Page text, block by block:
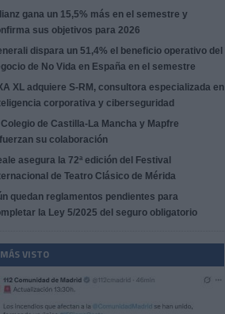
gana un 15,5% más en el semestre y
sus objetivos para 2026
dispara un 51,4% el beneficio operativo del
de No Vida en España en el semestre
XL adquiere S-RM, consultora especializada en
corporativa y ciberseguridad
Colegio de Castilla-La Mancha y Mapfre
su colaboración
asegura la 72ª edición del Festival
de Teatro Clásico de Mérida
quedan reglamentos pendientes para
la Ley 5/2025 del seguro obligatorio
VISTO